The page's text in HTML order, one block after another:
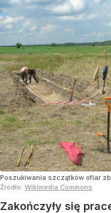
Poszukiwania szczątków ofiar
Źródło: Wikimedia Commons
Zakończyły się